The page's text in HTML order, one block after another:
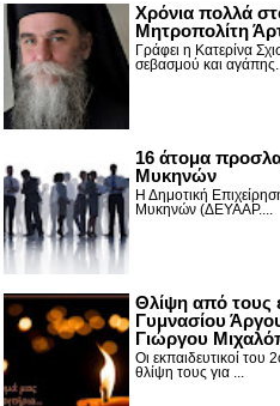
Χρόνια πολλά
Μητροπολίτη
Γράφει η Κατερίνα
σεβασμού και
16 άτομα
Μυκηνών
Η Δημοτική
Μυκηνών (ΔΕΥΑΑΡ....
Θλίψη από τους
Γυμνασίου
Γιώργου
Οι εκπαιδευτικοί
θλίψη τους για ...